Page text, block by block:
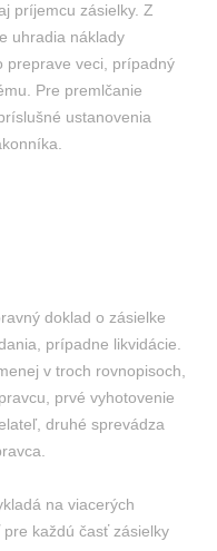
príjemcu zásielky. Z
uhradia náklady
preprave veci, prípadný
Pre premlčanie
ustanovenia
doklad o zásielke
prípadne likvidácie.
v troch rovnopisoch,
prvé vyhotovenie
druhé sprevádza
na viacerých
každú časť zásielky